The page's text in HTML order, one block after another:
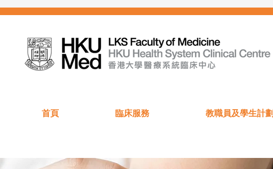
首頁 臨床服務 教職員及學生計劃